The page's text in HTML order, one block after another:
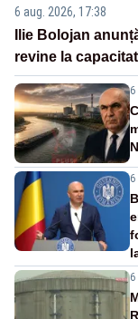
6 aug. 2026, 17:38
Ilie Bolojan
revine la
6
6
6